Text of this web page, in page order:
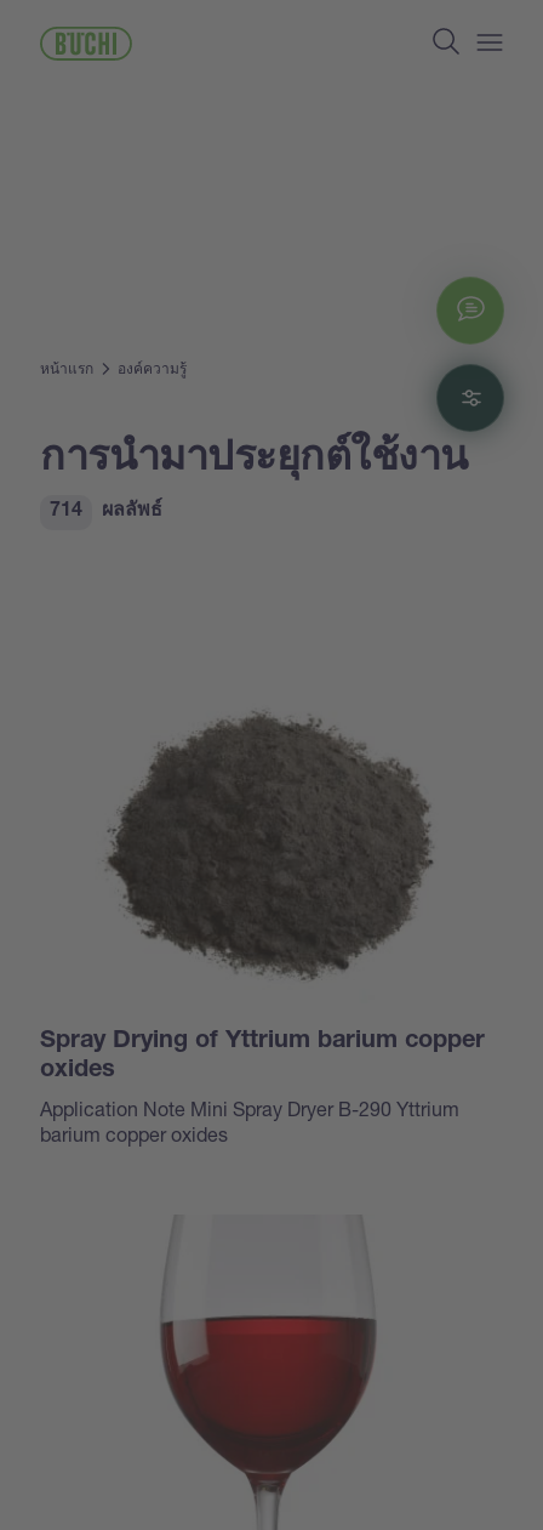
Search
หน้าแรก องค์ความรู้
การนำมาประยุกต์ใช้งาน
ผลลัพธ์
714
Spray Drying of Yttrium barium copper
oxides
Application Note Mini Spray Dryer B-290 Yttrium
barium copper oxides